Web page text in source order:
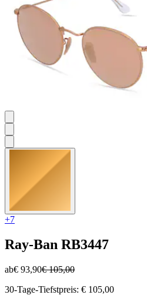
+7
Ray-Ban RB3447
ab€ 93,90€ 105,00
30-Tage-Tiefstpreis: € 105,00